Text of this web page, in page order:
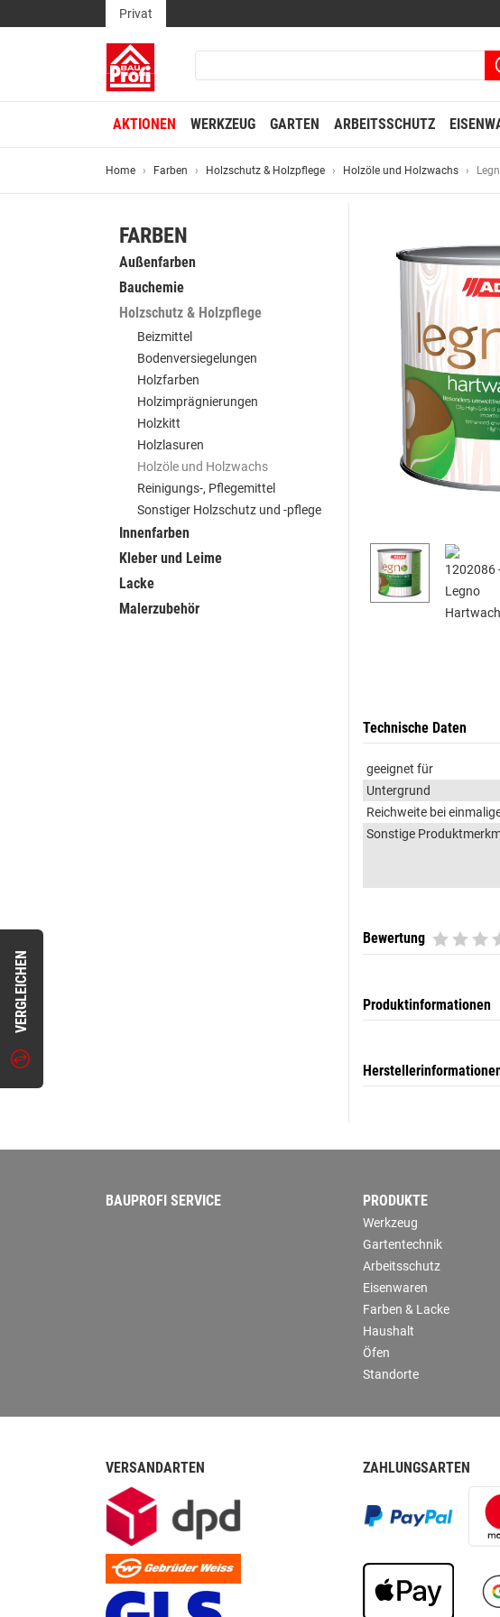
VERGLEICHEN
Privat
AKTIONEN WERKZEUG GARTEN ARBEITSSCHUTZ
Home Farben Holzschutz & Holzpflege Holzöle und Holzwachs
FARBEN
Außenfarben
Bauchemie
Holzschutz & Holzpflege
Beizmittel
Bodenversiegelungen
Holzfarben
Holzimprägnierungen
Holzkitt
Holzlasuren
Holzöle und Holzwachs
Reinigungs-, Pflegemittel
Sonstiger Holzschutz und -pflege
Innenfarben
Kleber und Leime
Lacke
Malerzubehör
Technische Daten
geeignet für
Untergrund
Reichweite bei
Sonstige
Bewertung
Produktinformationen
BAUPROFI SERVICE PRODUKTE
Werkzeug
Gartentechnik
Arbeitsschutz
Eisenwaren
Farben & Lacke
Haushalt
Öfen
Standorte
VERSANDARTEN ZAHLUNGSARTEN